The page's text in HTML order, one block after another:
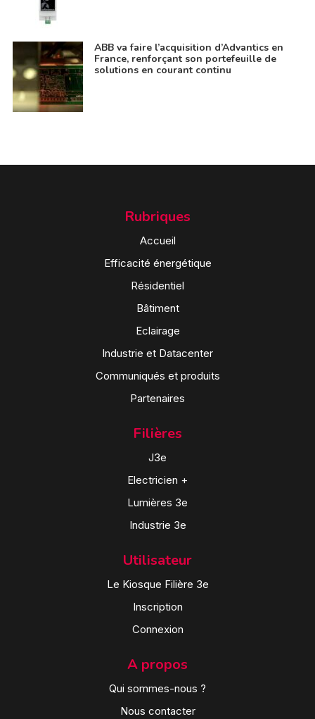
ABB va faire l’acquisition d’Advantics en
France, renforçant son portefeuille de
solutions en courant continu
Rubriques
Accueil
Efficacité énergétique
Résidentiel
Bâtiment
Eclairage
Industrie et Datacenter
Communiqués et produits
Partenaires
Filières
J3e
Electricien +
Lumières 3e
Industrie 3e
Utilisateur
Le Kiosque Filière 3e
Inscription
Connexion
A propos
Qui sommes-nous ?
Nous contacter